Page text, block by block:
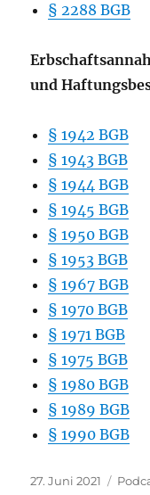
§ 2288 BGB
und
§ 1942 BGB
§ 1943 BGB
§ 1944 BGB
§ 1945 BGB
§ 1950 BGB
§ 1953 BGB
§ 1967 BGB
§ 1970 BGB
§ 1971 BGB
§ 1975 BGB
§ 1980 BGB
§ 1989 BGB
§ 1990 BGB
Veröffentlicht
27. Juni 2021